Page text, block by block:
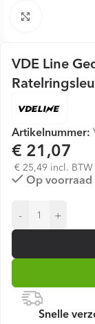
VDE Line
Artikelnummer:
€ 21,07
€ 25,49 incl. BTW
Op voorraad
- +
Snelle